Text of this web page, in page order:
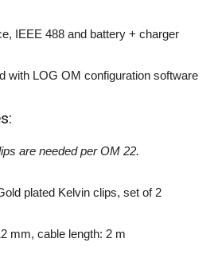
IEEE 488 and battery + charger
with LOG OM configuration software
are needed per OM 22.
Kelvin clips, set of 2
mm, cable length: 2 m